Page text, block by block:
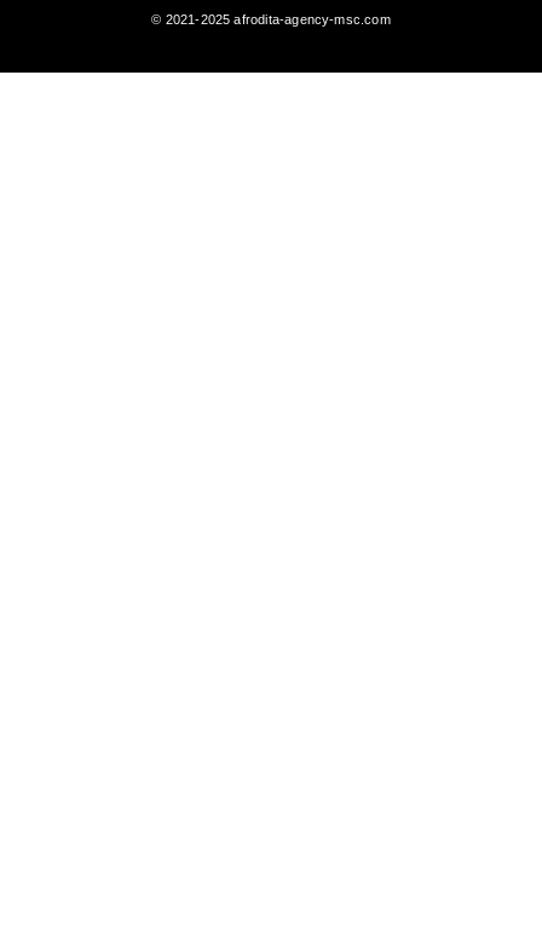
© 2021-2025 afrodita-agency-msc.com